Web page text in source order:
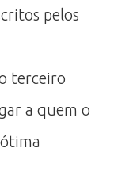
pelos
terceiro
a quem o